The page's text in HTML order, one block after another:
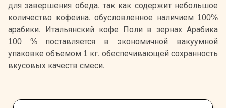
для завершения обеда, так как содержит небольшое
количество кофеина, обусловленное наличием 100%
арабики. Итальянский кофе Поли в зернах Арабика
100 % поставляется в экономичной вакуумной
упаковке объемом 1 кг, обеспечивающей сохранность
вкусовых качеств смеси.